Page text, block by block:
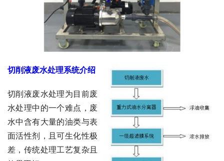
切削液废水处理系统介绍
切削液废水处理为目前废
水处理中的一个难点，废
水中含有大量的油类与表
面活性剂，且可生化性极
差，传统处理工艺复杂且